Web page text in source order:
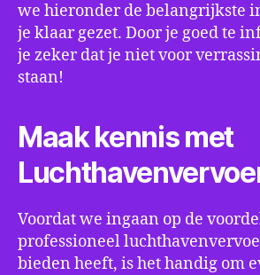
we hieronder de belangrijkste
je klaar gezet. Door je goed te
je zeker dat je niet voor
staan!
Maak kennis met
Voordat we ingaan op de
professioneel
bieden heeft, is het handig om